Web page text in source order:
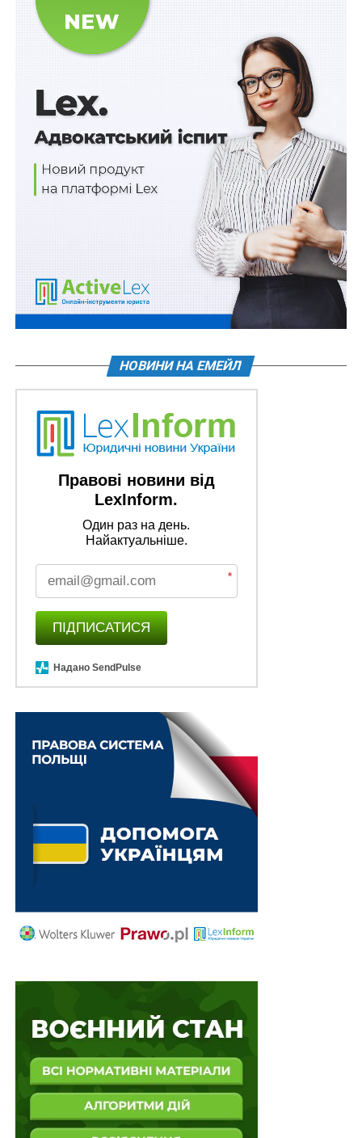
Біжи за захисника! 7 червня пройде
благодійний забіг на підтримку ветеранів, які
Базову соціальну допомогу виплачуватимуть
щомісяця
ВЕРЕЩУК
ГРОШОВА ДОПОМОГА
ЗБРОЙНА АГРЕСІЯ
ФОНД ІМЕНІ КЛЕМЕНСА ШЕПТИЦЬКОГО
Право на призначення дострокової пенсії:
Як отримати статус внутрішньо переміщеної
особи?
НОВИНИ НА ЕМЕЙЛ
Правові новини від
LexInform.
Один раз на день.
Найактуальніше.
*
ПІДПИСАТИСЯ
Надано SendPulse